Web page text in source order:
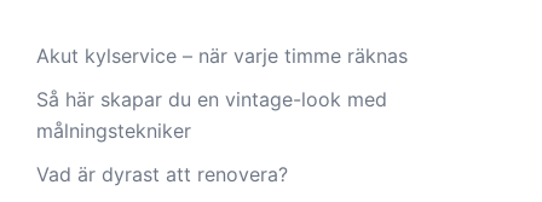
Akut kylservice – när varje timme räknas
Så här skapar du en vintage-look med
målningstekniker
Vad är dyrast att renovera?